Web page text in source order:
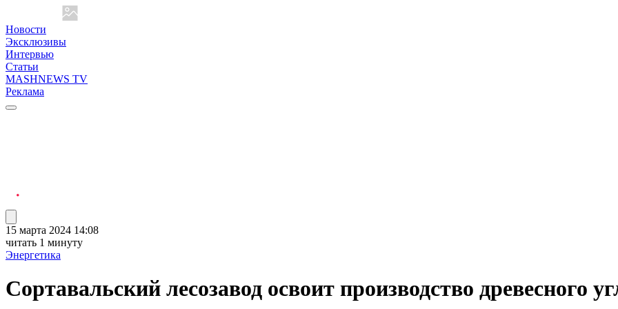
Новости
Эксклюзивы
Интервью
Статьи
MASHNEWS TV
Реклама
15 марта 2024 14:08
читать 1 минуту
Энергетика
Сортавальский лесозавод освоит производство древесного